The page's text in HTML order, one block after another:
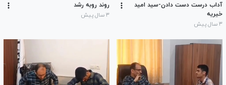
آداب درست دست دادن-سید امید
خیریه
۳ سال پیش
روند روبه رشد
۳ سال پیش